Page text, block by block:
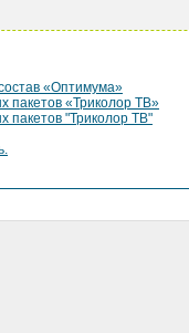
«Оптимума»
пакетов «Триколор ТВ»
"Триколор ТВ"